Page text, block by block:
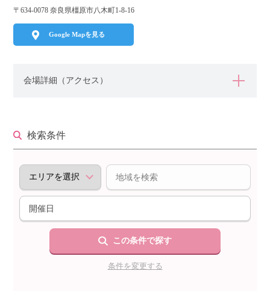
公式アカウントで最新情報を配信中！
個人情報保護のため
プライバシーマークを取得しております
〒634-0078 奈良県橿原市八木町1-8-16
Google Mapを見る
会場詳細（アクセス）
検索条件
この条件で探す
条件を変更する